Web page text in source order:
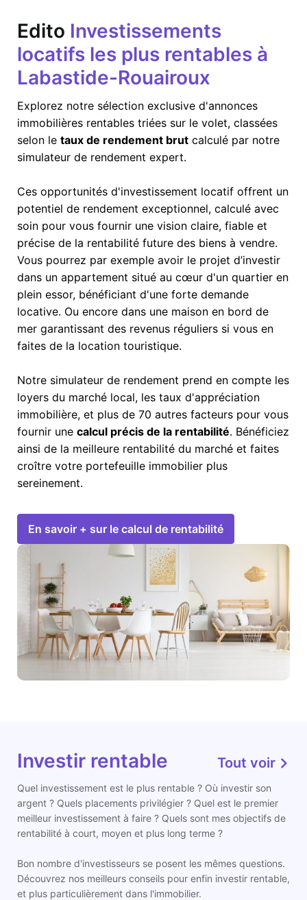
Edito Investissements
locatifs les plus rentables à
Labastide-Rouairoux
Explorez notre sélection exclusive d'annonces
immobilières rentables triées sur le volet, classées
selon le taux de rendement brut calculé par notre
simulateur de rendement expert.
Ces opportunités d'investissement locatif offrent un
potentiel de rendement exceptionnel, calculé avec
soin pour vous fournir une vision claire, fiable et
précise de la rentabilité future des biens à vendre.
Vous pourrez par exemple avoir le projet d’investir
dans un appartement situé au cœur d'un quartier en
plein essor, bénéficiant d'une forte demande
locative. Ou encore dans une maison en bord de
mer garantissant des revenus réguliers si vous en
faites de la location touristique.
Notre simulateur de rendement prend en compte les
loyers du marché local, les taux d'appréciation
immobilière, et plus de 70 autres facteurs pour vous
fournir une calcul précis de la rentabilité. Bénéficiez
ainsi de la meilleure rentabilité du marché et faites
croître votre portefeuille immobilier plus
sereinement.
En savoir + sur le calcul de rentabilité
Investir rentable Tout voir
Quel investissement est le plus rentable ? Où investir son
argent ? Quels placements privilégier ? Quel est le premier
meilleur investissement à faire ? Quels sont mes objectifs de
rentabilité à court, moyen et plus long terme ?
Bon nombre d'investisseurs se posent les mêmes questions.
Découvrez nos meilleurs conseils pour enfin investir rentable,
et plus particulièrement dans l'immobilier.